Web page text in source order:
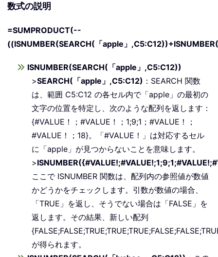
数式の説明
=SUMPRODUCT(--
((ISNUMBER(SEARCH(「apple」
ISNUMBER(SEARCH(「apple」,C5:C12))
>SEARCH(「apple」,C5:C12) ：SEARCH 関数
は、範囲 C5:C12 の各セル内で「apple」の最初の
文字の位置を特定し、次のような配列を返します：
{#VALUE！；#VALUE！；1;9;1；#VALUE！；
#VALUE！；18}。「#VALUE！」は対応するセル
に「apple」が見つからないことを意味します。
>
ここで ISNUMBER 関数は、配列内の参照値が数値
かどうかをチェックします。引数が数値の場合、
「TRUE」を返し、そうでない場合は「FALSE」を
返します。その結果、新しい配列
が得られます。